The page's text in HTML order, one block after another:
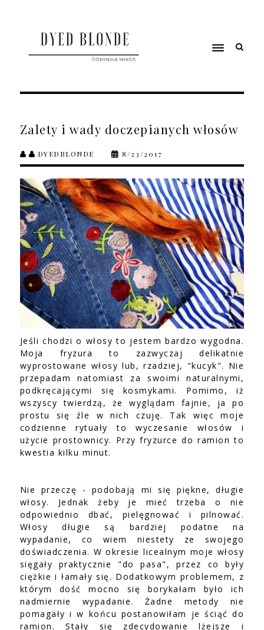
Zalety i wady doczepianych włosów
DYEDBLONDE 8/23/2017
Jeśli chodzi o włosy to jestem bardzo wygodna.
Moja fryzura to zazwyczaj delikatnie
wyprostowane włosy lub, rzadziej, "kucyk". Nie
przepadam natomiast za swoimi naturalnymi,
podkręcającymi się kosmykami. Pomimo, iż
wszyscy twierdzą, że wyglądam fajnie, ja po
prostu się źle w nich czuję. Tak więc moje
codzienne rytuały to wyczesanie włosów i
użycie prostownicy. Przy fryzurce do ramion to
kwestia kilku minut.
Nie przeczę - podobają mi się piękne, długie
włosy. Jednak żeby je mieć trzeba o nie
odpowiednio dbać, pielęgnować i pilnować.
Włosy długie są bardziej podatne na
wypadanie, co wiem niestety ze swojego
doświadczenia. W okresie licealnym moje włosy
sięgały praktycznie "do pasa", przez co były
ciężkie i łamały się. Dodatkowym problemem, z
którym dość mocno się borykałam było ich
nadmiernie wypadanie. Żadne metody nie
pomagały i w końcu postanowiłam je ściąć do
ramion. Stały się zdecydowanie lżejsze i